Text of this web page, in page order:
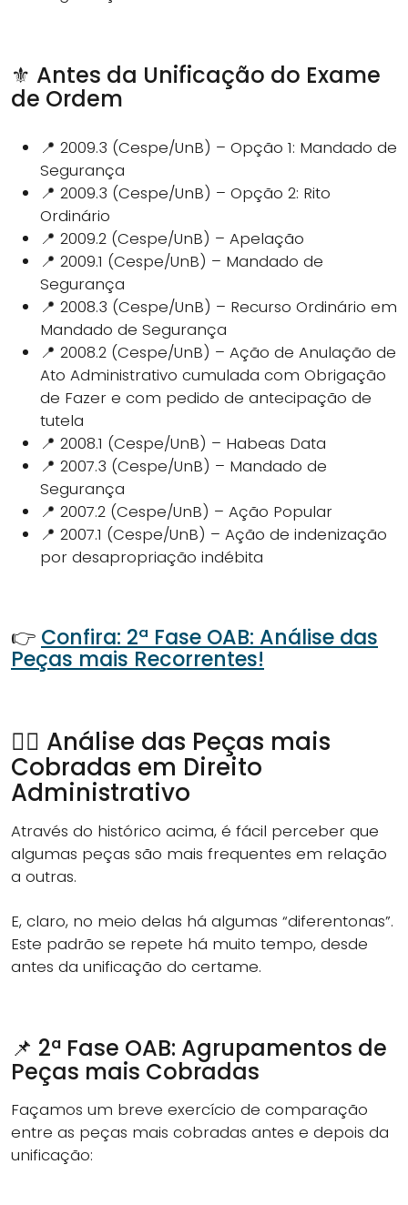
⚜️ Antes da Unificação do Exame
de Ordem
📍 2009.3 (Cespe/UnB) – Opção 1: Mandado de
Segurança
📍 2009.3 (Cespe/UnB) – Opção 2: Rito
Ordinário
📍 2009.2 (Cespe/UnB) – Apelação
📍 2009.1 (Cespe/UnB) – Mandado de
Segurança
📍 2008.3 (Cespe/UnB) – Recurso Ordinário em
Mandado de Segurança
📍 2008.2 (Cespe/UnB) – Ação de Anulação de
Ato Administrativo cumulada com Obrigação
de Fazer e com pedido de antecipação de
tutela
📍 2008.1 (Cespe/UnB) – Habeas Data
📍 2007.3 (Cespe/UnB) – Mandado de
Segurança
📍 2007.2 (Cespe/UnB) – Ação Popular
📍 2007.1 (Cespe/UnB) – Ação de indenização
por desapropriação indébita
👉 Confira: 2ª Fase OAB: Análise das
Peças mais Recorrentes!
🕵‍♂ Análise das Peças mais
Cobradas em Direito
Administrativo
Através do histórico acima, é fácil perceber que
algumas peças são mais frequentes em relação
a outras.
E, claro, no meio delas há algumas “diferentonas”.
Este padrão se repete há muito tempo, desde
antes da unificação do certame.
📌 2ª Fase OAB: Agrupamentos de
Peças mais Cobradas
Façamos um breve exercício de comparação
entre as peças mais cobradas antes e depois da
unificação: